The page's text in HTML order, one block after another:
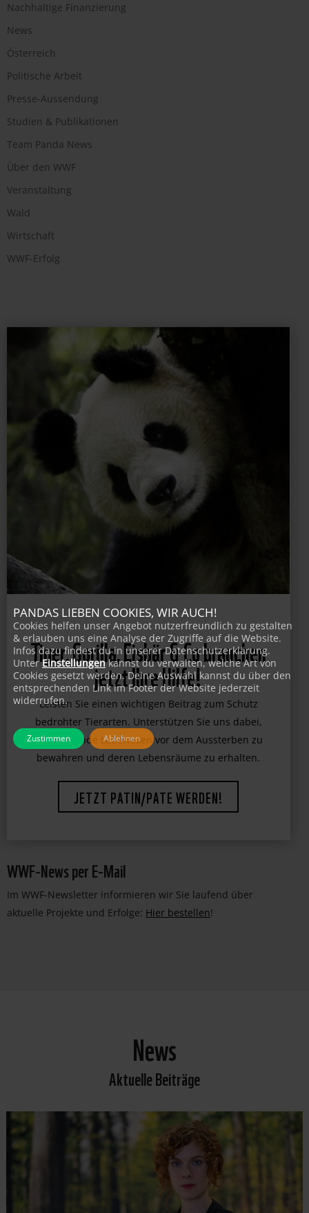
Nachhaltige Finanzierung
News
Österreich
Politische Arbeit
Presse-Aussendung
Studien & Publikationen
Team Panda News
Über den WWF
Veranstaltung
Wald
Wirtschaft
WWF-Erfolg
Tiger, Gorilla, Eisbär & Co brauchen
jetzt Ihre Hilfe!
Leisten Sie einen wichtigen Beitrag zum Schutz
bedrohter Tierarten. Unterstützen Sie uns dabei,
faszinierende Lebewesen vor dem Aussterben zu
bewahren und deren Lebensräume zu erhalten.
JETZT PATIN/PATE WERDEN!
WWF-News per E-Mail
Im WWF-Newsletter informieren wir Sie laufend über
aktuelle Projekte und Erfolge: Hier bestellen!
News
Aktuelle Beiträge
PANDAS LIEBEN COOKIES, WIR AUCH!
Cookies helfen unser Angebot nutzerfreundlich zu gestalten
& erlauben uns eine Analyse der Zugriffe auf die Website.
Infos dazu findest du in unserer Datenschutzerklärung.
UnterEinstellungen kannst du verwalten, welche Art von
Cookies gesetzt werden. Deine Auswahl kannst du über den
entsprechenden Link im Footer der Website jederzeit
widerrufen.
Zustimmen Ablehnen